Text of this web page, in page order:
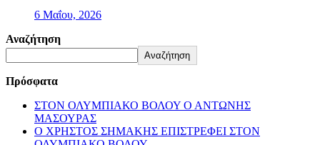
6 Μαΐου, 2026
Αναζήτηση
Αναζήτηση
Πρόσφατα
ΣΤΟΝ ΟΛΥΜΠΙΑΚΟ ΒΟΛΟΥ Ο ΑΝΤΩΝΗΣ
ΜΑΣΟΥΡΑΣ
Ο ΧΡΗΣΤΟΣ ΣΗΜΑΚΗΣ ΕΠΙΣΤΡΕΦΕΙ ΣΤΟΝ